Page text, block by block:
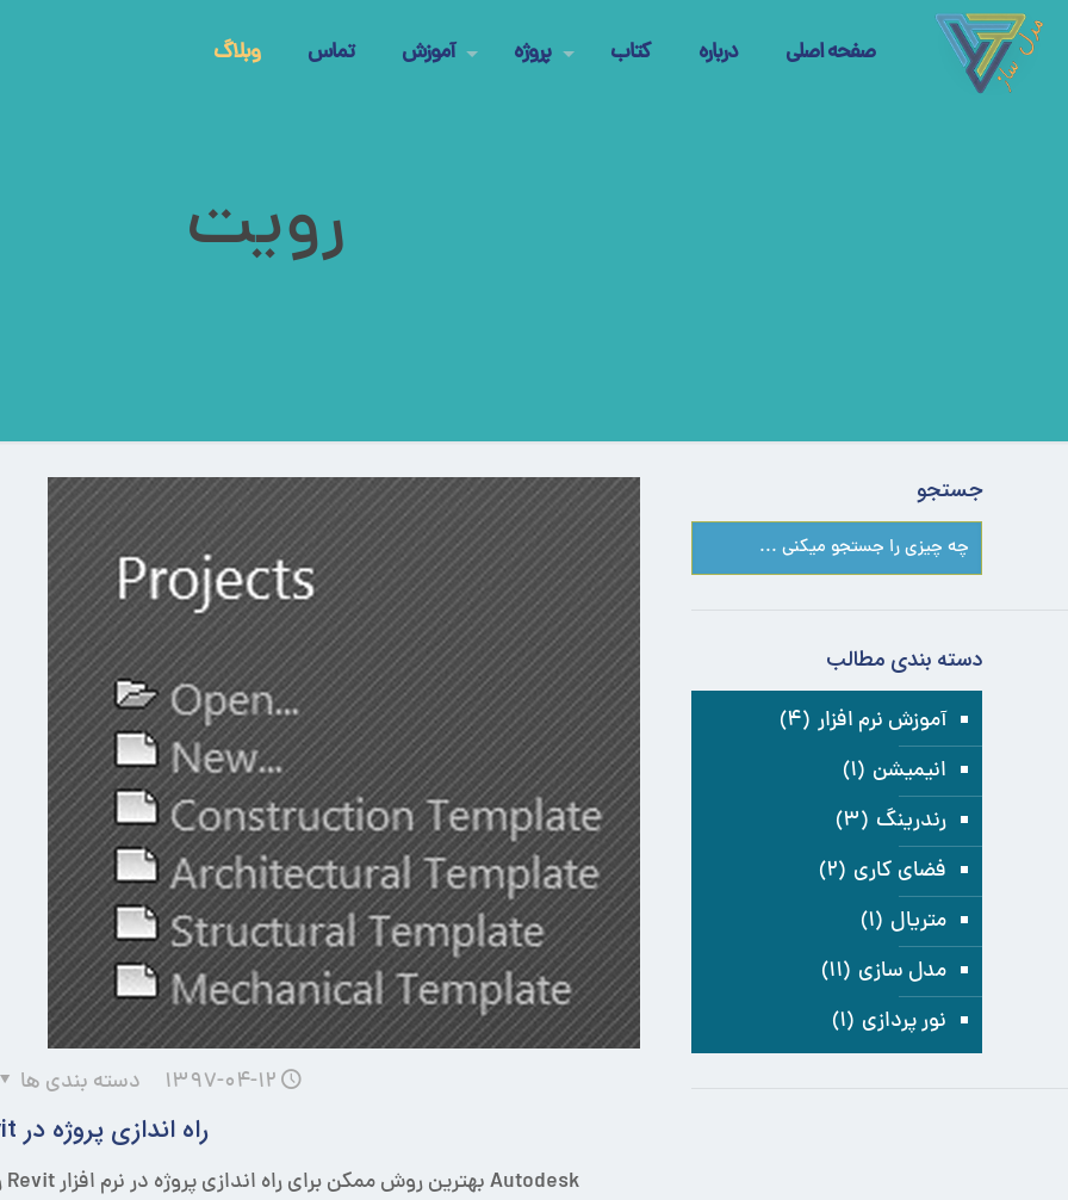
صفحه اصلی درباره کتاب پروژه آموزش تماس وبلاگ
رویت
۱۳۹۷-۰۴-۱۲ دسته بندی ها
راه اندازی پروژه در Revit
Autodesk بهترین روش ممکن برای راه اندازی پروژه در نرم افزار Revit را لحاظ کرده است. در این مطلب با آن آشنا شوید.
جستجو
دسته بندی مطالب
آموزش نرم افزار (۴)
انیمیشن (۱)
رندرینگ (۳)
فضای کاری (۲)
متریال (۱)
مدل سازی (۱۱)
نور پردازی (۱)